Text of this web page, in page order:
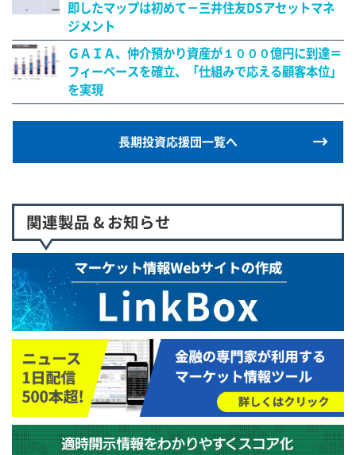
即したマップは初めて－三井住友DSアセットマネ
ジメント
ＧＡＩＡ、仲介預かり資産が１０００億円に到達＝
フィーベースを確立、「仕組みで応える顧客本位」
を実現
長期投資応援団一覧へ
関連製品 & お知らせ